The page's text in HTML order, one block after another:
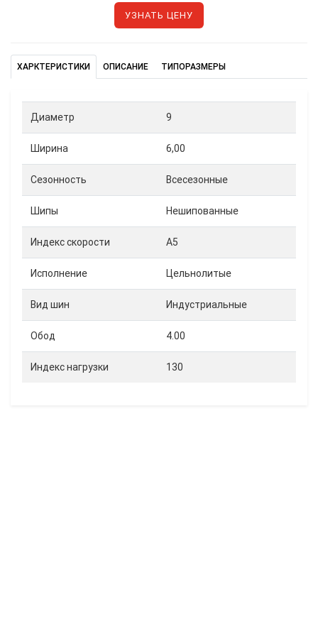
УЗНАТЬ ЦЕНУ
ХАРКТЕРИСТИКИ ОПИСАНИЕ ТИПОРАЗМЕРЫ
Диаметр 9
Ширина 6,00
Сезонность Всесезонные
Шипы Нешипованные
Индекс скорости A5
Исполнение Цельнолитые
Вид шин Индустриальные
Обод 4.00
Индекс нагрузки 130